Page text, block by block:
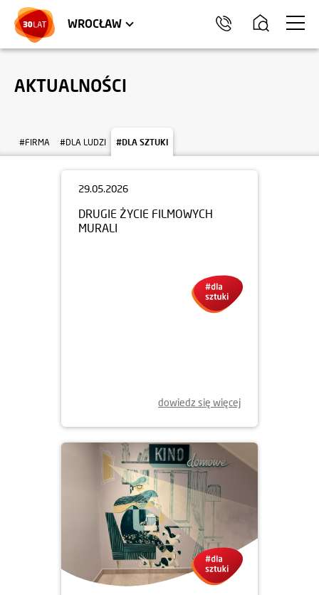
WROCŁAW
TRÓJMIASTO
AKTUALNOŚCI
#FIRMA #DLA LUDZI #DLA SZTUKI
dowiedz się więcej